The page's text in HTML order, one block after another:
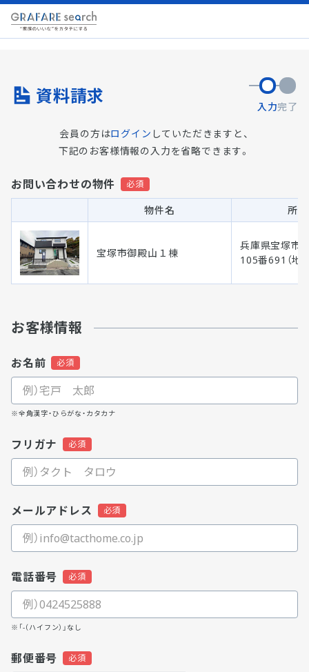
資料請求 入力完了
会員の方はログイン していただきますと、
下記のお客様情報の入力を省略できます。
お問い合わせの物件
物件名 所
宝塚市御殿山１棟
兵庫県宝塚市
105番691（地
お客様情報
お名前
※全角漢字・ひらがな・カタカナ
フリガナ
メールアドレス
電話番号
※「-（ハイフン）」なし
郵便番号